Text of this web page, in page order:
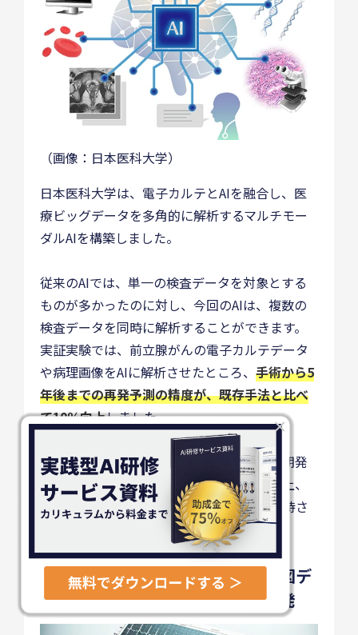
（画像：日本医科大学）
日本医科大学は、電子カルテとAIを融合し、医
療ビッグデータを多角的に解析するマルチモー
ダルAIを構築しました。
従来のAIでは、単一の検査データを対象とする
ものが多かったのに対し、今回のAIは、複数の
検査データを同時に解析することができます。
実証実験では、前立腺がんの電子カルテデータ
や病理画像をAIに解析させたところ、 手術から5
年後までの再発予測の精度が、既存手法と比べ
て10％向上しました。
これにより、治療計画の最適化、疾患の早期発
見などが可能となり、医療サービスの質向上、
医療従事者の業務負担減少などの効果が期待さ
⑥東京大学医学部附属病院：心電図デ
ータから心疾患を検知するAIを開発
×